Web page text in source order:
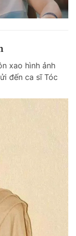
xao hình ảnh
đến ca sĩ Tóc